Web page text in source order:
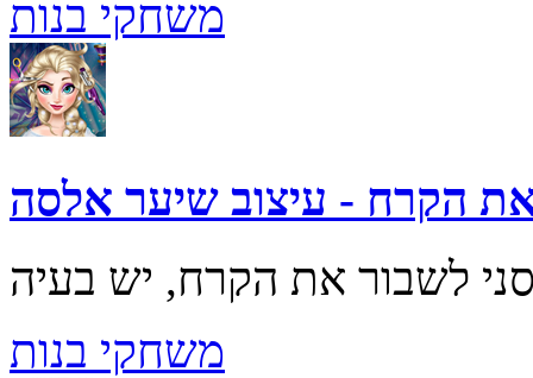
משחקי בנות
הקרח - עיצוב שיער אלסה
משחקי בנות